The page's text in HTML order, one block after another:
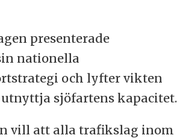
presenterade
nationella
och lyfter vikten
sjöfartens kapacitet.
vill att alla trafikslag inom